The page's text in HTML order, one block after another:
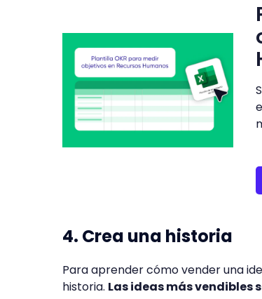
4. Crea una historia
Para aprender cómo vender una
historia. Las ideas más vendibles